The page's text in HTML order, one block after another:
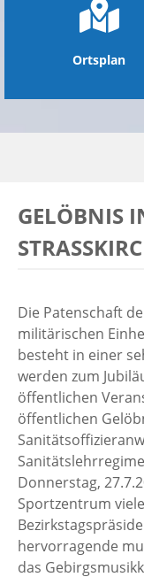
Ortsplan
GELÖBNIS
Die Patenschaft
militärischen
besteht in einer
werden zum
öffentlichen
öffentlichen
Donnerstag,
Sportzentrum
hervorragende
das